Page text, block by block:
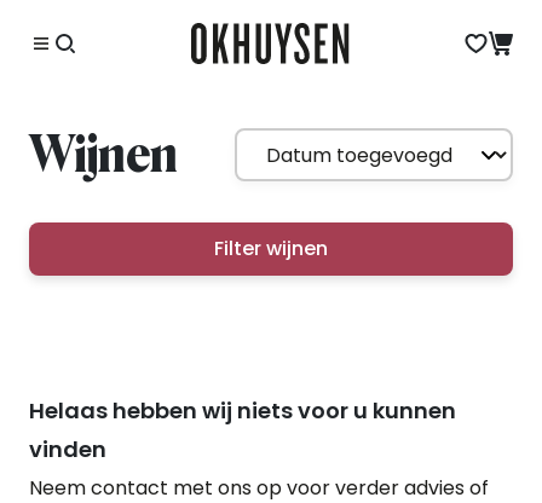
Wijnen
Filter wijnen
Helaas hebben wij niets voor u kunnen
vinden
Neem contact met ons op voor verder advies of